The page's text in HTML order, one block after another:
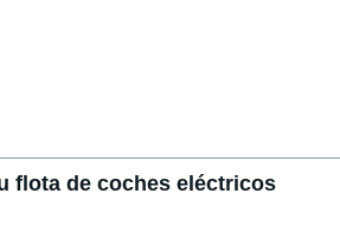
flota de coches eléctricos